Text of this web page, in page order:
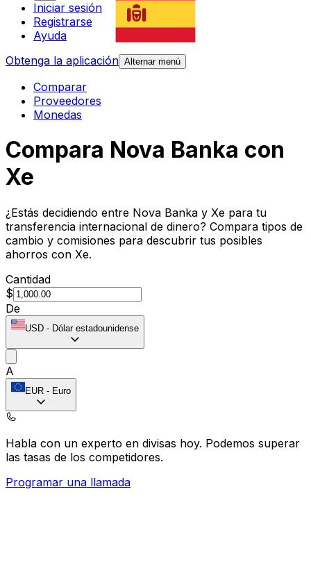
Iniciar sesión
Registrarse
Ayuda
Obtenga la aplicación Alternar menú
Comparar
Proveedores
Monedas
Compara Nova Banka con
Xe
¿Estás decidiendo entre Nova Banka y Xe para tu
transferencia internacional de dinero? Compara tipos de
cambio y comisiones para descubrir tus posibles
ahorros con Xe.
Cantidad
$
De
USD - Dólar estadounidense
A
EUR - Euro
Habla con un experto en divisas hoy. Podemos superar
las tasas de los competidores.
Programar una llamada